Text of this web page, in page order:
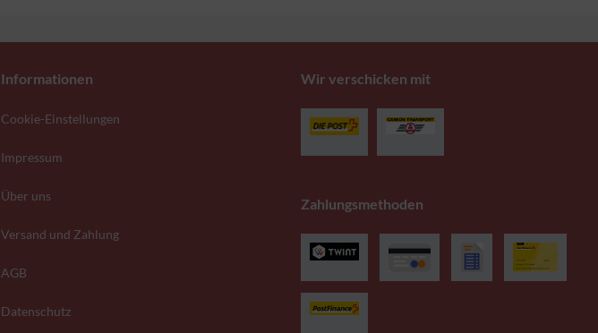
Informationen
Cookie-Einstellungen
Impressum
Über uns
Versand und Zahlung
AGB
Datenschutz
Wir verschicken mit
Zahlungsmethoden